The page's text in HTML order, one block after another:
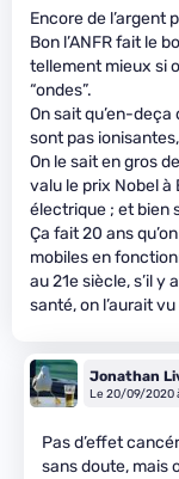
Encore de l’argent
Bon l’ANFR fait le
tellement mieux si
“ondes”.
On sait qu’en-
sont pas
On le sait en gros
valu le prix Nobel à
électrique ; et bien
Ça fait 20 ans
mobiles en
au 21e siècle, s’il y
santé, on l’aurait
Jonathan
Le 20/09/2020
Pas d’effet
sans doute, mais